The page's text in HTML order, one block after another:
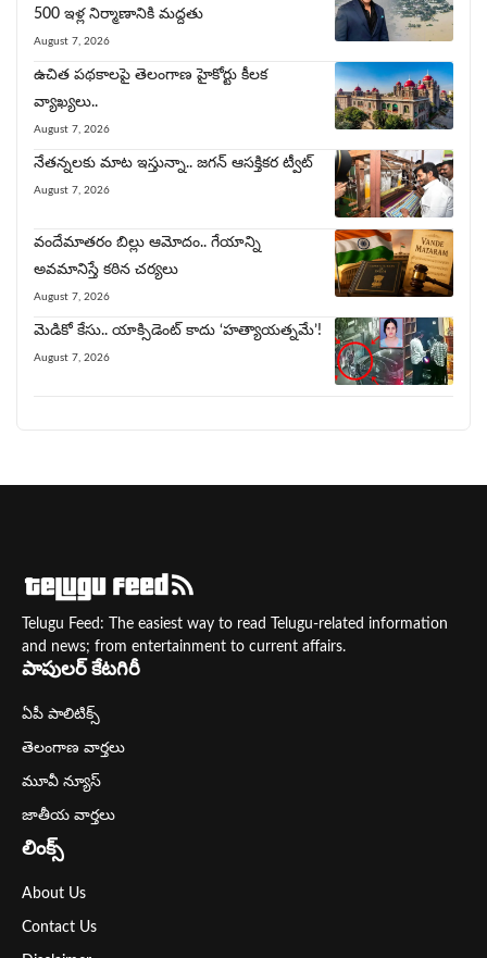
500 ఇళ్ల నిర్మాణానికి మద్దతు
August 7, 2026
ఉచిత పథకాలపై తెలంగాణ హైకోర్టు కీలక
వ్యాఖ్యలు..
August 7, 2026
నేత‌న్న‌ల‌కు మాట ఇస్తున్నా.. జ‌గ‌న్ ఆసక్తిక‌ర ట్వీట్‌
August 7, 2026
వందేమాతరం బిల్లు ఆమోదం.. గేయాన్ని
అవ‌మానిస్తే క‌ఠిన చ‌ర్య‌లు
August 7, 2026
మెడికో కేసు.. యాక్సిడెంట్ కాదు ‘హత్యాయత్నమే’!
August 7, 2026
Telugu Feed: The easiest way to read Telugu-related information
and news; from entertainment to current affairs.
పాపులర్ కేటగిరీ
ఏపీ పాలిటిక్స్
తెలంగాణ వార్తలు
మూవీ న్యూస్
జాతీయ వార్తలు
లింక్స్
About Us
Contact Us